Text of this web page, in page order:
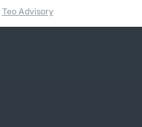
Teo Advisory